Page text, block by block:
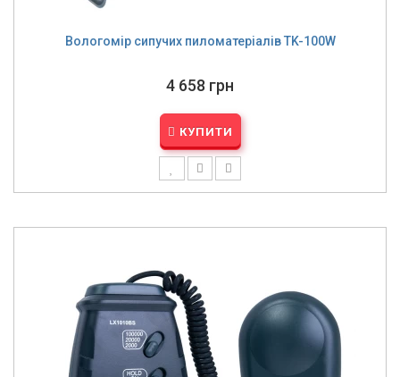
Вологомір сипучих пиломатеріалів TK-100W
4 658 грн
КУПИТИ